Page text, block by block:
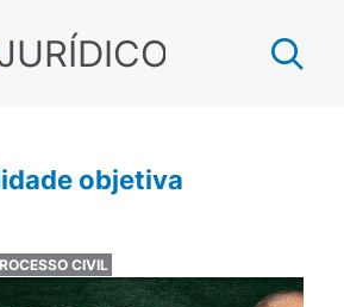
objetiva
CIVIL